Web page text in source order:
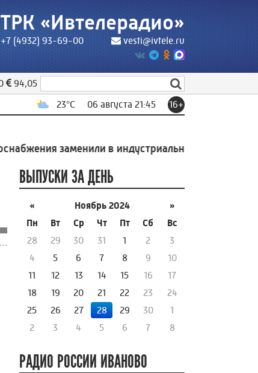
«Ивтелерадио»
+7 (4932) 93-69-00 vesti@ivtele.ru
94,05
23°C 06 августа 21:45 16+
заменили в индустриальном парке Родники
…
ВЫПУСКИ ЗА ДЕНЬ
« Ноябрь 2024
»
Пн
Вт Ср Чт Пт Сб
Вс
28
29 30 31 1 2
3
4
5 6 7 8 9
10
11
12 13 14 15 16
17
18
19 20 21 22 23
24
25
26 27 28 29 30
1
2
3 4 5 6 7 8
РАДИО РОССИИ ИВАНОВО